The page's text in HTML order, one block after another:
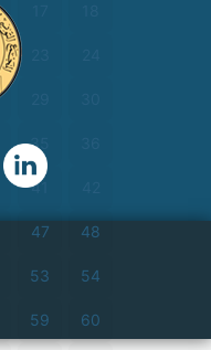
35
41
47 48
53 54
59 60